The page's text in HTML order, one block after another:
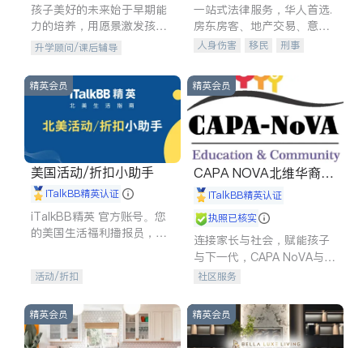
孩子美好的未来始于早期能
力的培养，用愿景激发孩子
的学习潜力和动力。理念：
拥有成长型心态是成功的基
石。
升学顾问/课后辅导
一站式法律服务，华人首选.
房东房客、地产交易、意外
伤害、车祸重伤、商业诉
建筑合同、刑事案件全包办
人身伤害 移民
刑事
信托/遗嘱
商业
索赔
律师-其它 保释
精英会员
美国活动/折扣小助手
iTalkBB精英认证
iTalkBB精英 官方账号。您
的美国生活福利播报员，精
专属福利。
活动/折扣
精英会员
CAPA NOVA北维华裔家
长会iTalkBB精英认证
执照已核实
连接家长与社会，赋能孩子
与下一代，CAPA NoVA与您
携手建设包容、公平、充满
社区服务
精英会员 精英会员